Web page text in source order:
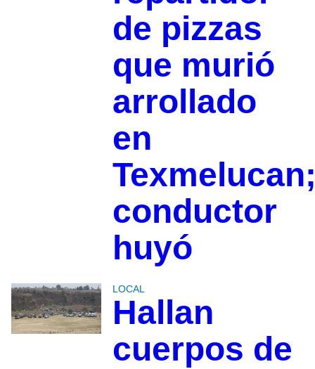
de pizzas
que murió
arrollado
en
conductor
huyó
LOCAL
Hallan
cuerpos de